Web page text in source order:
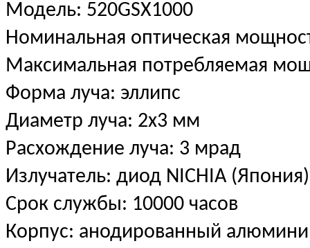
Модель: 520GSX1000
Номинальная оптическая
Максимальная потребляемая
Форма луча: эллипс
Диаметр луча: 2х3 мм
Расхождение луча: 3 мрад
Излучатель: диод NICHIA
Срок службы: 10000 часов
Корпус: анодированный